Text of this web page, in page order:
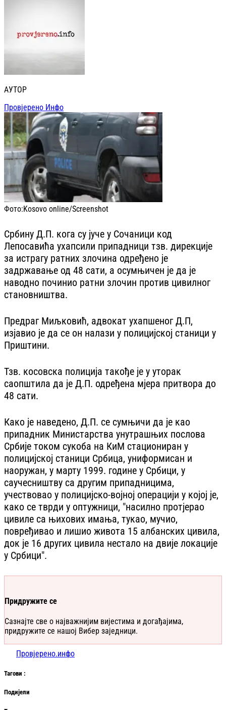
АУТОР
Провјерено Инфо
Фото:Kosovo online/Screenshot
Србину Д.П. кога су јуче у Сочаници код
Лепосавића ухапсили припадници тзв. дирекције
за истрагу ратних злочина одређено је
задржавање од 48 сати, а осумњичен је да је
наводно починио ратни злочин против цивилног
становништва.
Предраг Миљковић, адвокат ухапшеног Д.П,
изјавио је да се он налази у полицијској станици у
Приштини.
Тзв. косовска полиција такође је у уторак
саопштила да је Д.П. одређена мјера притвора до
48 сати.
Како је наведено, Д.П. се сумњичи да је као
припадник Министарства унутрашњих послова
Србије током сукоба на КиМ стациониран у
полицијској станици Србица, униформисан и
наоружан, у марту 1999. године у Србици, у
саучесништву са другим припадницима,
учествовао у полицијско-војној операцији у којој је,
како се тврди у оптужници, "насилно протјерао
цивиле са њихових имања, тукао, мучио,
повређивао и лишио живота 15 албанских цивила,
док је 16 других цивила нестало на двије локације
у Србици".
Придружите се
Сазнајте све о најважнијим вијестима и догађајима,
придружите се нашој Вибер заједници.
Провјерено.инфо
Тагови :
Подијели